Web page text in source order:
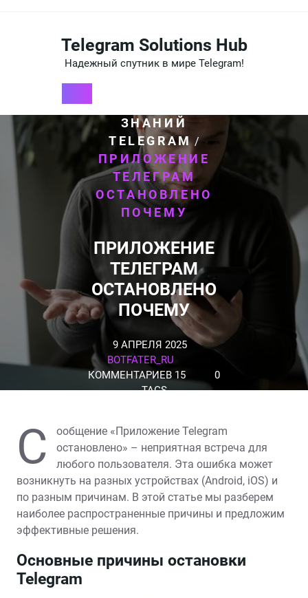
содержимомуTelegram Solutions Hub
Надежный спутник в мире Telegram!
ЗНАНИЙ
TELEGRAM/
ПРИЛОЖЕНИЕ
ТЕЛЕГРАМ
ОСТАНОВЛЕНО
ПОЧЕМУ
ПРИЛОЖЕНИЕ
ТЕЛЕГРАМ
ОСТАНОВЛЕНО
ПОЧЕМУ
9 АПРЕЛЯ 2025
BOTFATER_RU
КОММЕНТАРИЕВ 15
0
TAGS
С
ообщение «Приложение Telegram
остановлено» – неприятная встреча для
любого пользователя. Эта ошибка может
возникнуть на разных устройствах (Android, iOS) и
по разным причинам. В этой статье мы разберем
наиболее распространенные причины и предложим
эффективные решения.
Основные причины остановки
Telegram